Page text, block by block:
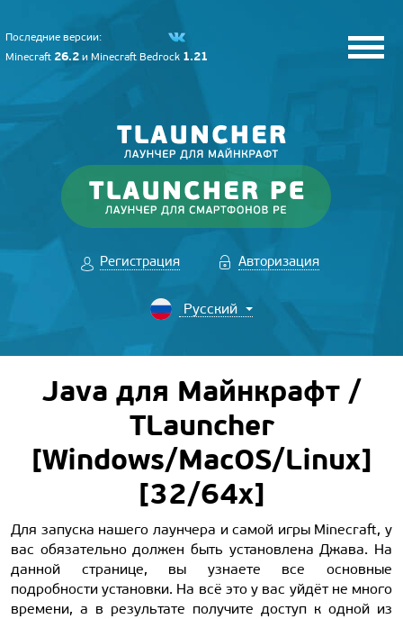
Последние версии:
Minecraft 26.2 и Minecraft Bedrock 1.21
Регистрация Авторизация
Java для Майнкрафт /
TLauncher
[Windows/MacOS/Linux]
[32/64x]
Для запуска нашего лаунчера и самой игры Minecraft, у
вас обязательно должен быть установлена Джава. На
данной странице, вы узнаете все основные
подробности установки. На всё это у вас уйдёт не много
времени, а в результате получите доступ к одной из